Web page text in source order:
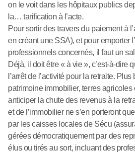
on le voit dans les hôpitaux publics
la… tarification à l’acte.
Pour sortir des travers du paiement à
en créant une SSA), et pour emporter
professionnels concernés, il faut un
Déjà, il doit être « à vie », c’est-à-dire
l’arrêt de l’activité pour la retraite.
patrimoine immobilier, terres agricoles
anticiper la chute des revenus à la
et de l’immobilier ne s’en porteront
par les caisses locales de Sécu
gérées démocratiquement par des
élus ou tirés au sort, incluant des